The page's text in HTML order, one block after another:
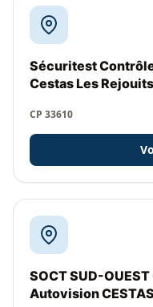
Sécuritest
Cestas Les Rejouits
CP 33610
SOCT SUD-
Autovision